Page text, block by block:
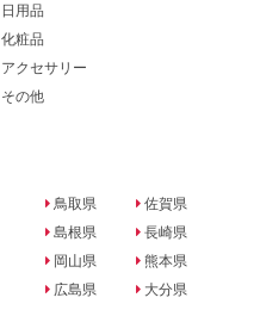
日用品
化粧品
アクセサリー
その他
鳥取県
島根県
岡山県
広島県
佐賀県
長崎県
熊本県
大分県